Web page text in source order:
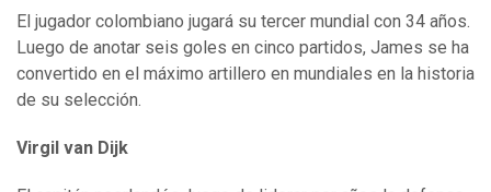
El jugador colombiano jugará su tercer mundial con 34 años.
Luego de anotar seis goles en cinco partidos, James se ha
convertido en el máximo artillero en mundiales en la historia
de su selección.
Virgil van Dijk